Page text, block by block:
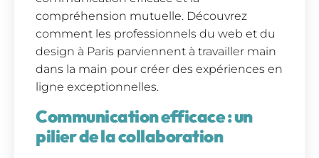
compréhension mutuelle. Découvrez
comment les professionnels du web et du
design à Paris parviennent à travailler main
dans la main pour créer des expériences en
ligne exceptionnelles.
Communication efficace : un
pilier de la collaboration